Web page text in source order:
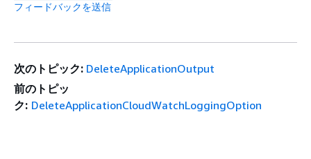
フィードバックを送信
次のトピック: DeleteApplicationOutput
前のトピッ
ク: DeleteApplicationCloudWatchLoggingOption